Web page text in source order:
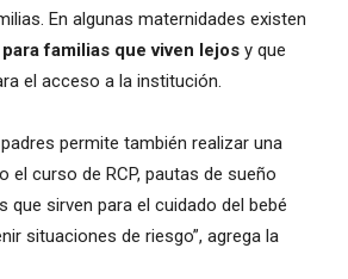
En algunas maternidades existen
familias que viven lejos y que
el acceso a la institución.
permite también realizar una
el curso de RCP, pautas de sueño
sirven para el cuidado del bebé
situaciones de riesgo”, agrega la